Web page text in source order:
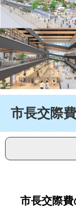
市長交際
市長交際